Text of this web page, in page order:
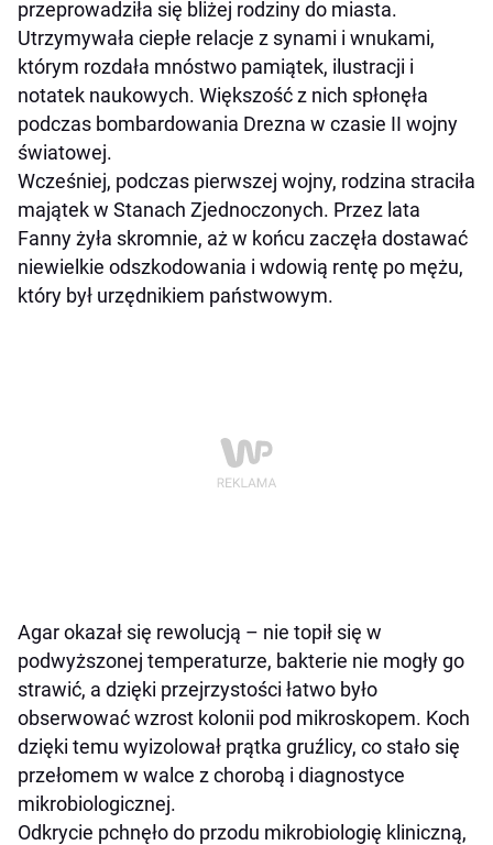
przeprowadziła się bliżej rodziny do miasta.
Utrzymywała ciepłe relacje z synami i wnukami,
którym rozdała mnóstwo pamiątek, ilustracji i
notatek naukowych. Większość z nich spłonęła
podczas bombardowania Drezna w czasie II wojny
światowej.
Wcześniej, podczas pierwszej wojny, rodzina straciła
majątek w Stanach Zjednoczonych. Przez lata
Fanny żyła skromnie, aż w końcu zaczęła dostawać
niewielkie odszkodowania i wdowią rentę po mężu,
który był urzędnikiem państwowym.
Agar okazał się rewolucją – nie topił się w
podwyższonej temperaturze, bakterie nie mogły go
strawić, a dzięki przejrzystości łatwo było
obserwować wzrost kolonii pod mikroskopem. Koch
dzięki temu wyizolował prątka gruźlicy, co stało się
przełomem w walce z chorobą i diagnostyce
mikrobiologicznej.
Odkrycie pchnęło do przodu mikrobiologię kliniczną,